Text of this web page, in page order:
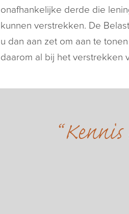
onafhankelijke derde die
kunnen verstrekken. De
u dan aan zet om aan te
daarom al bij het verstrekken